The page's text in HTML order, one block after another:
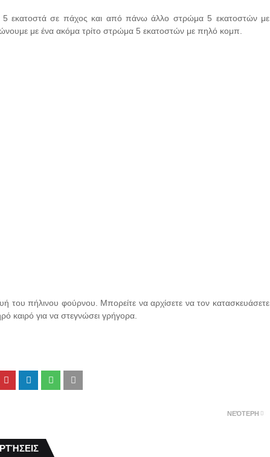
εκατοστά σε πάχος και από πάνω άλλο στρώμα 5 εκατοστών με
με ένα ακόμα τρίτο στρώμα 5 εκατοστών με πηλό κομπ.
του πήλινου φούρνου. Μπορείτε να αρχίσετε να τον κατασκευάσετε
καιρό για να στεγνώσει γρήγορα.
ΝΕΌΤΕΡΗ